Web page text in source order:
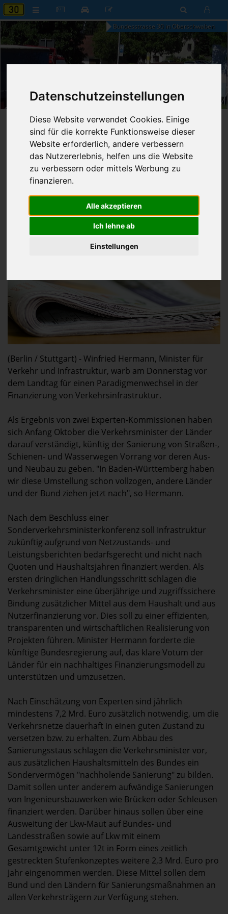
Datenschutzeinstellungen
Diese Website verwendet Cookies. Einige
sind für die korrekte Funktionsweise dieser
Website erforderlich, andere verbessern
das Nutzererlebnis, helfen uns die Website
zu verbessern oder mittels Werbung zu
finanzieren.
Alle akzeptieren
Ich lehne ab
Einstellungen
Bundesstrasse 30 in Oberschwaben
Sonntag, 9. August 2026
Startseite»B30 aktuell »Nachrichten
09.10.2013 - 23:59 Uhr
Franz Fischer
Nr. 4270
831
Hermann stellt Beschluss der
Sonderverkehrsministerkonferenz
(Berlin / Stuttgart) - Winfried Hermann, Minister für
Verkehr und Infrastruktur, warb am Donnerstag vor
dem Landtag für einen Paradigmenwechsel in der
Finanzierung von Verkehrsinfrastruktur.
Als Ergebnis von zwei Experten-Kommissionen haben
sich Anfang Oktober die Verkehrsminister der Länder
darauf verständigt, künftig der Sanierung von Straßen-,
Schienen- und Wasserwegen Vorrang vor deren Aus-
und Neubau zu geben. "In Baden-Württemberg haben
wir diese Umstellung schon vollzogen, andere Länder
und der Bund ziehen jetzt nach", so Hermann.
Nach dem Beschluss einer
Sonderverkehrsministerkonferenz soll Infrastruktur
zukünftig aufgrund von Netzzustands- und
Leistungsberichten bedarfsgerecht und nicht nach
Quoten und Haushaltsjahren finanziert werden. Als
ersten dringlichen Handlungsschritt schlagen die
Verkehrsminister eine überjährige und zugriffssichere
Bindung zusätzlicher Mittel aus dem Haushalt und aus
Nutzerfinanzierung vor. Dies soll zu einer effizienten,
transparenten und wirtschaftlichen Realisierung von
Projekten führen. Minister Hermann forderte die
künftige Bundesregierung auf, das klare Votum der
Länder für ein nachhaltiges Finanzierungsmodell zu
unterstützen und umzusetzen.
Nach Einschätzung von Experten sind jährlich
mindestens 7,2 Mrd. Euro zusätzlich notwendig, um die
Verkehrsnetze dauerhaft in einen guten Zustand zu
versetzen bzw. zu erhalten. Zum Abbau des
Sanierungsstaus schlagen die Verkehrsminister vor,
aus zusätzlichen Haushaltsmitteln des Bundes ein
Sondervermögen "nachholende Sanierung" zu bilden.
Damit sollen unter anderem aufwändige Sanierungen
von Ingenieursbauwerken wie Brücken oder Schleusen
finanziert werden. Darüber hinaus sollen über eine
Ausweitung der Lkw-Maut auf Bundes- und
Landesstraßen sowie auf Lkw mit einem
Gesamtgewicht unter 12t in Form eines zeitlich
gestreckten Stufenkonzeptes weitere 2,3 Mrd. Euro pro
Jahr eingenommen werden. Diese Mittel sollen dem
Bund und den Ländern für Sanierungsmaßnahmen an
allen Verkehrsträgern zur Verfügung stehen.